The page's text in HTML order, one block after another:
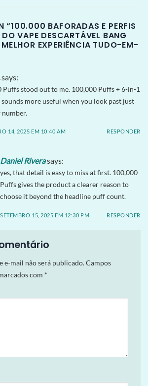
“100.000 BAFORADAS E PERFIS
VAPE DESCARTÁVEL BANG
EXPERIÊNCIA TUDO-EM-
says:
Puffs stood out to me. 100,000 Puffs + 6-in-1
more useful when you look past just
14, 2025 EM 10:40 AM RESPONDER
Daniel Riverasays:
yes, that detail is easy to miss at first. 100,000
Puffs gives the product a clearer reason to
choose it beyond the headline puff count.
SETEMBRO 15, 2025 EM 12:30 PM RESPONDER
e-mail não será publicado.Campos
com *